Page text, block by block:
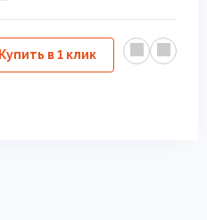
Купить в 1 клик